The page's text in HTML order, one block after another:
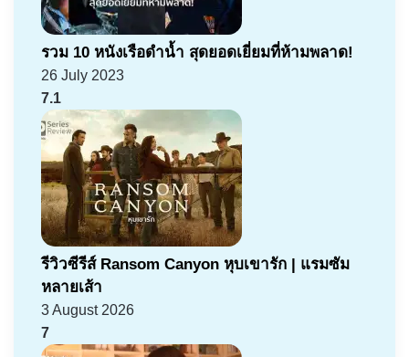
รวม 10 หนังเรือดำน้ำ สุดยอดเยี่ยมที่ห้ามพลาด!
26 July 2023
7.1
รีวิวซีรีส์ Ransom Canyon หุบเขารัก | แรมซัม
หลายเส้า
3 August 2026
7